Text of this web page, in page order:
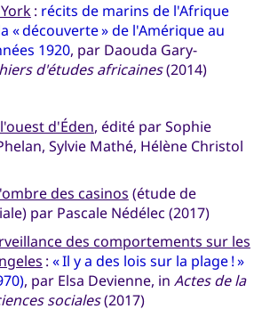
: récits de marins de l'Afrique
« découverte » de l'Amérique au
1920, par Daouda Gary-
d'études africaines(2014)
d'Éden, édité par Sophie
Sylvie Mathé, Hélène Christol
des casinos (étude de
par Pascale Nédélec (2017)
des comportements sur les
: « Il y a des lois sur la plage ! »
, par Elsa Devienne, in Actes de la
sociales(2017)